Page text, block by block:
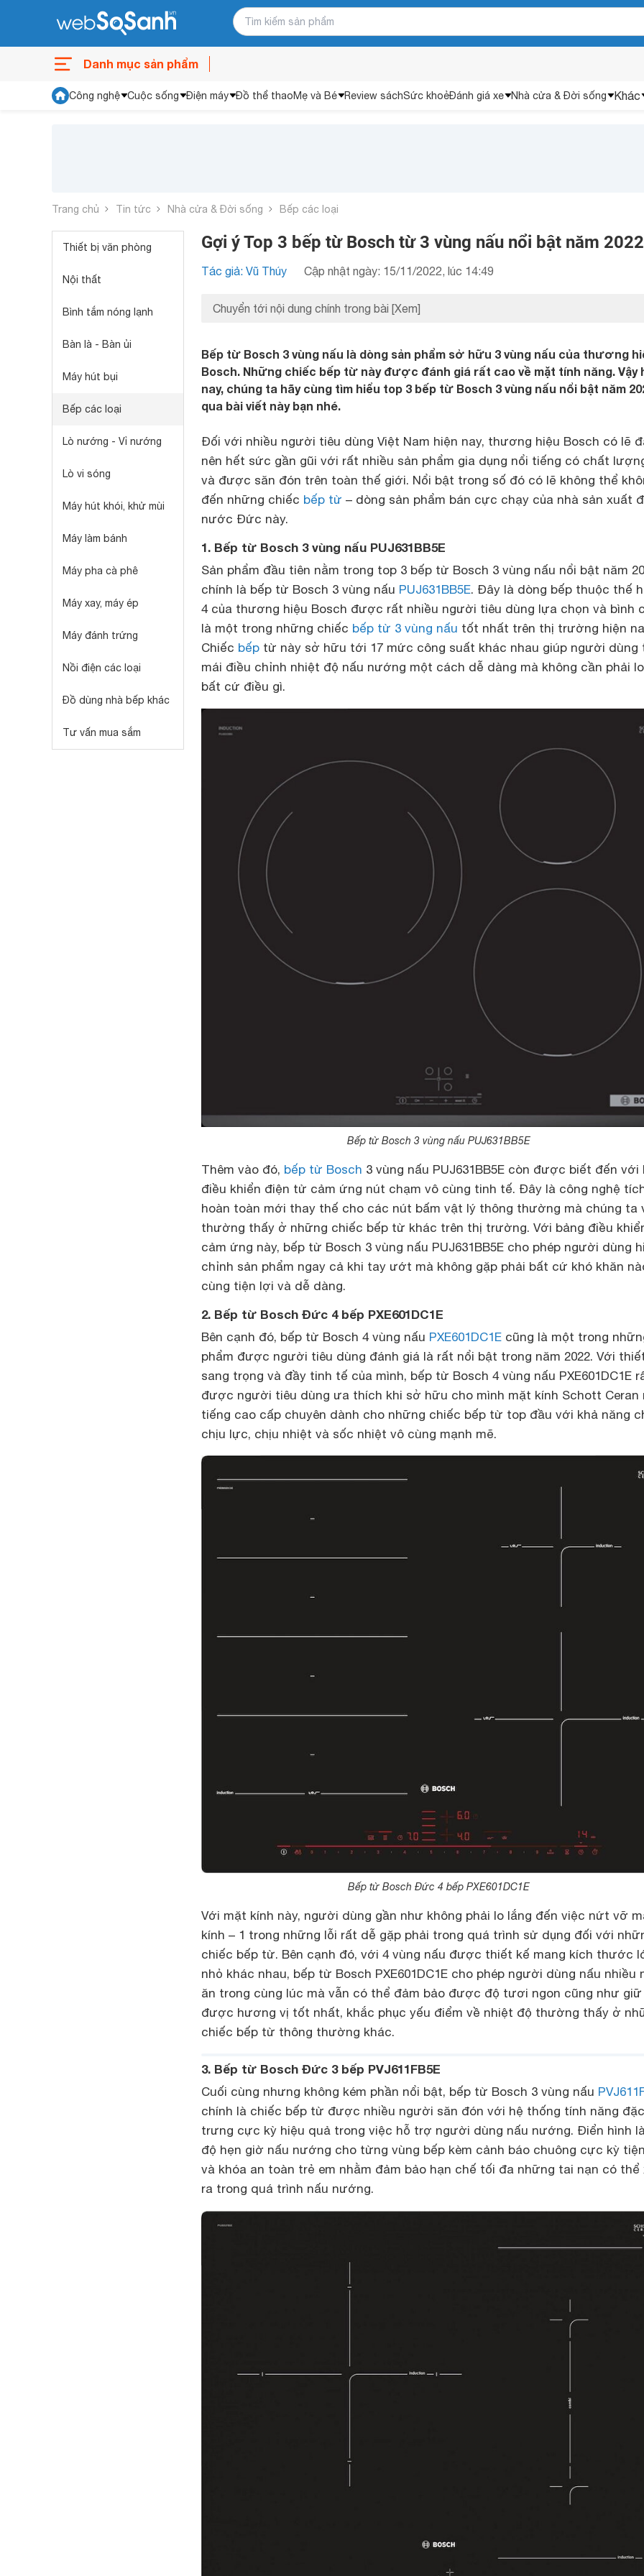
Danh mục sản phẩm
Công nghệ Cuộc sống Điện máy Đồ thể thaoMẹ và Bé Review sáchSức khoẻĐánh giá xe Nhà cửa & Đời sống Khác
Trang chủ Tin tức Nhà cửa & Đời sống Bếp các loại
Thiết bị văn phòng
Nội thất
Bình tắm nóng lạnh
Bàn là - Bàn ủi
Máy hút bụi
Bếp các loại
Lò nướng - Vỉ nướng
Lò vi sóng
Máy hút khói, khử mùi
Máy làm bánh
Máy pha cà phê
Máy xay, máy ép
Máy đánh trứng
Nồi điện các loại
Đồ dùng nhà bếp khác
Tư vấn mua sắm
Gợi ý Top 3 bếp từ Bosch từ 3 vùng nấu nổi bật năm 2022
Tác giả: Vũ Thúy Cập nhật ngày: 15/11/2022, lúc 14:49
Chuyển tới nội dung chính trong bài [Xem]
Bếp từ Bosch 3 vùng nấu là dòng sản phẩm sở hữu 3 vùng nấu của thương
Bosch. Những chiếc bếp từ này được đánh giá rất cao về mặt tính năng. Vậy
nay, chúng ta hãy cùng tìm hiểu top 3 bếp từ Bosch 3 vùng nấu nổi bật năm
qua bài viết này bạn nhé.
Đối với nhiều người tiêu dùng Việt Nam hiện nay, thương hiệu Bosch có lẽ
nên hết sức gần gũi với rất nhiều sản phẩm gia dụng nổi tiếng có chất
và được săn đón trên toàn thế giới. Nổi bật trong số đó có lẽ không thể
đến những chiếc bếp từ – dòng sản phẩm bán cực chạy của nhà sản xuất
nước Đức này.
1. Bếp từ Bosch 3 vùng nấu PUJ631BB5E
Sản phẩm đầu tiên nằm trong top 3 bếp từ Bosch 3 vùng nấu nổi bật năm
chính là bếp từ Bosch 3 vùng nấu PUJ631BB5E. Đây là dòng bếp thuộc thế
4 của thương hiệu Bosch được rất nhiều người tiêu dùng lựa chọn và bình
là một trong những chiếc bếp từ 3 vùng nấu tốt nhất trên thị trường hiện
Chiếc bếp từ này sở hữu tới 17 mức công suất khác nhau giúp người dùng
mái điều chỉnh nhiệt độ nấu nướng một cách dễ dàng mà không cần phải
bất cứ điều gì.
Bếp từ Bosch 3 vùng nấu PUJ631BB5E
Thêm vào đó, bếp từ Bosch 3 vùng nấu PUJ631BB5E còn được biết đến với
điều khiển điện tử cảm ứng nút chạm vô cùng tinh tế. Đây là công nghệ
hoàn toàn mới thay thế cho các nút bấm vật lý thông thường mà chúng ta
thường thấy ở những chiếc bếp từ khác trên thị trường. Với bảng điều
cảm ứng này, bếp từ Bosch 3 vùng nấu PUJ631BB5E cho phép người dùng
chỉnh sản phẩm ngay cả khi tay ướt mà không gặp phải bất cứ khó khăn
cùng tiện lợi và dễ dàng.
2. Bếp từ Bosch Đức 4 bếp PXE601DC1E
Bên cạnh đó, bếp từ Bosch 4 vùng nấu PXE601DC1E cũng là một trong
phẩm được người tiêu dùng đánh giá là rất nổi bật trong năm 2022. Với
sang trọng và đầy tinh tế của mình, bếp từ Bosch 4 vùng nấu PXE601DC1E
được người tiêu dùng ưa thích khi sở hữu cho mình mặt kính Schott Ceran
tiếng cao cấp chuyên dành cho những chiếc bếp từ top đầu với khả năng
chịu lực, chịu nhiệt và sốc nhiệt vô cùng mạnh mẽ.
Bếp từ Bosch Đức 4 bếp PXE601DC1E
Với mặt kính này, người dùng gần như không phải lo lắng đến việc nứt vỡ
kính – 1 trong những lỗi rất dễ gặp phải trong quá trình sử dụng đối với
chiếc bếp từ. Bên cạnh đó, với 4 vùng nấu được thiết kế mang kích thước
nhỏ khác nhau, bếp từ Bosch PXE601DC1E cho phép người dùng nấu nhiều
ăn trong cùng lúc mà vẫn có thể đảm bảo được độ tươi ngon cũng như giữ
được hương vị tốt nhất, khắc phục yếu điểm về nhiệt độ thường thấy ở
chiếc bếp từ thông thường khác.
3. Bếp từ Bosch Đức 3 bếp PVJ611FB5E
Cuối cùng nhưng không kém phần nổi bật, bếp từ Bosch 3 vùng nấu
chính là chiếc bếp từ được nhiều người săn đón với hệ thống tính năng đặc
trưng cực kỳ hiệu quả trong việc hỗ trợ người dùng nấu nướng. Điển hình
độ hẹn giờ nấu nướng cho từng vùng bếp kèm cảnh báo chuông cực kỳ
và khóa an toàn trẻ em nhằm đảm bảo hạn chế tối đa những tai nạn có thể
ra trong quá trình nấu nướng.